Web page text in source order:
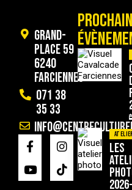
Grand-
Place 59
6240
Farciennes
071 38
35 33
Les
2026-